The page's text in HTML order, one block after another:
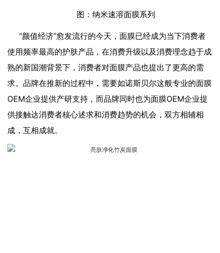
图：纳米速溶面膜系列
“颜值经济”愈发流行的今天，面膜已经成为当下消费者
使用频率最高的护肤产品，在消费升级以及消费理念趋于成
熟的新国潮背景下，消费者对面膜产品也提出了更高的需
求。品牌在推新的过程中，需要如诺斯贝尔这般专业的面膜
OEM企业提供产研支持，而品牌同时也为面膜OEM企业提
供接触达消费者核心述求和消费趋势的机会，双方相辅相
成，互相成就。